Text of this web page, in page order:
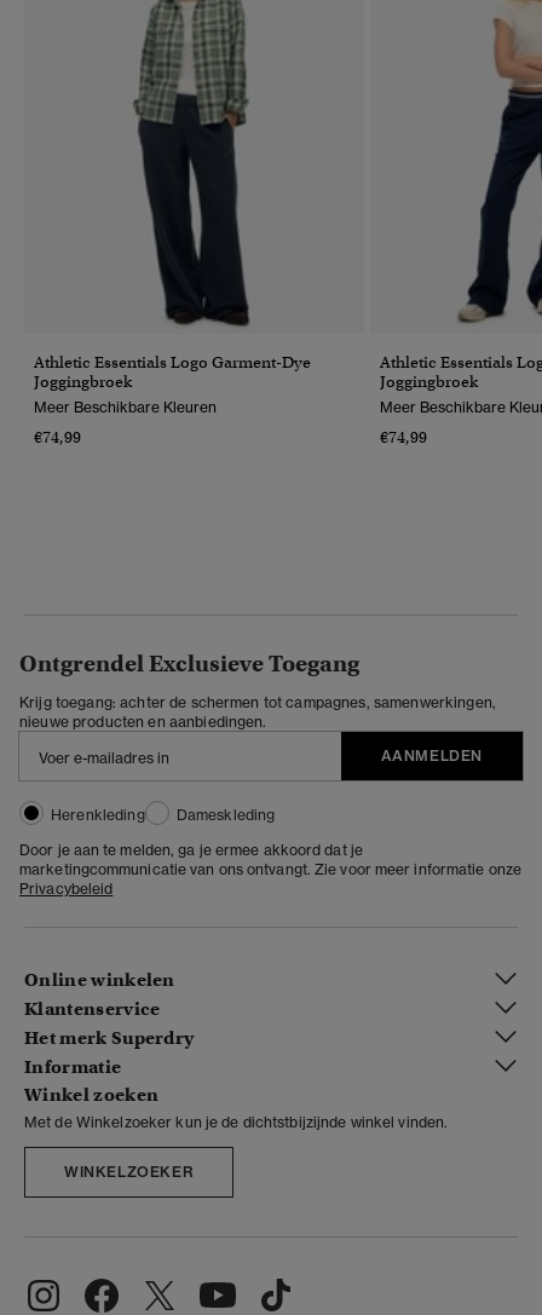
Athletic Essentials Logo Garment-Dye
Joggingbroek
Meer Beschikbare Kleuren
€74,99
Athletic Essentials
Joggingbroek
Meer Beschikbare
€74,99
Ontgrendel Exclusieve Toegang
Krijg toegang: achter de schermen tot campagnes, samenwerkingen,
nieuwe producten en aanbiedingen.
AANMELDEN
Herenkleding
Dameskleding
Door je aan te melden, ga je ermee akkoord dat je
marketingcommunicatie van ons ontvangt. Zie voor meer informatie onze
Privacybeleid
Online winkelen
Klantenservice
Het merk Superdry
Informatie
Winkel zoeken
Met de Winkelzoeker kun je de dichtstbijzijnde winkel vinden.
WINKELZOEKER